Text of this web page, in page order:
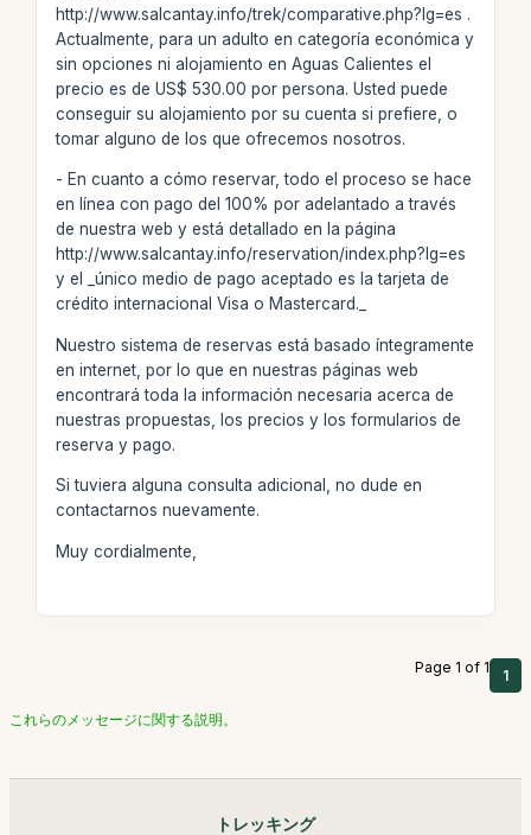
http://www.salcantay.info/trek/comparative.php?lg=es .
Actualmente, para un adulto en categoría económica y
sin opciones ni alojamiento en Aguas Calientes el
precio es de US$ 530.00 por persona. Usted puede
conseguir su alojamiento por su cuenta si prefiere, o
tomar alguno de los que ofrecemos nosotros.
- En cuanto a cómo reservar, todo el proceso se hace
en línea con pago del 100% por adelantado a través
de nuestra web y está detallado en la página
http://www.salcantay.info/reservation/index.php?lg=es
y el _único medio de pago aceptado es la tarjeta de
crédito internacional Visa o Mastercard._
Nuestro sistema de reservas está basado íntegramente
en internet, por lo que en nuestras páginas web
encontrará toda la información necesaria acerca de
nuestras propuestas, los precios y los formularios de
reserva y pago.
Si tuviera alguna consulta adicional, no dude en
contactarnos nuevamente.
Muy cordialmente,
Page 1 of 1 1
これらのメッセージに関する説明。
トレッキング